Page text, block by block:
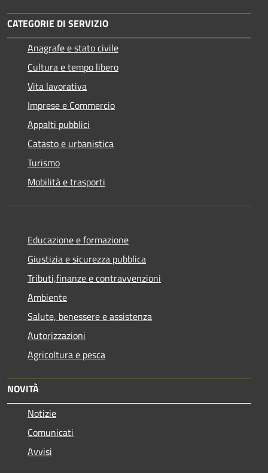
CATEGORIE DI SERVIZIO
Anagrafe e stato civile
Cultura e tempo libero
Vita lavorativa
Imprese e Commercio
Appalti pubblici
Catasto e urbanistica
Turismo
Mobilità e trasporti
Educazione e formazione
Giustizia e sicurezza pubblica
Tributi,finanze e contravvenzioni
Ambiente
Salute, benessere e assistenza
Autorizzazioni
Agricoltura e pesca
NOVITÀ
Notizie
Comunicati
Avvisi